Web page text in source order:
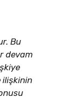
Bu
devam
ilişkinin